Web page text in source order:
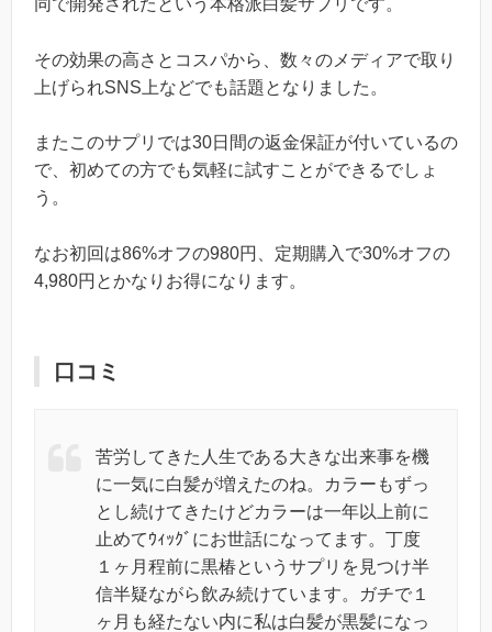
同で開発されたという本格派白髪サプリです。
その効果の高さとコスパから、数々のメディアで取り
上げられSNS上などでも話題となりました。
またこのサプリでは30日間の返金保証が付いているの
で、初めての方でも気軽に試すことができるでしょ
う。
なお初回は86%オフの980円、定期購入で30%オフの
4,980円とかなりお得になります。
口コミ
苦労してきた人生である大きな出来事を機
に一気に白髪が増えたのね。カラーもずっ
とし続けてきたけどカラーは一年以上前に
止めてｳｨｯｸﾞにお世話になってます。丁度
１ヶ月程前に黒椿というサプリを見つけ半
信半疑ながら飲み続けています。ガチで１
ヶ月も経たない内に私は白髪が黒髪になっ